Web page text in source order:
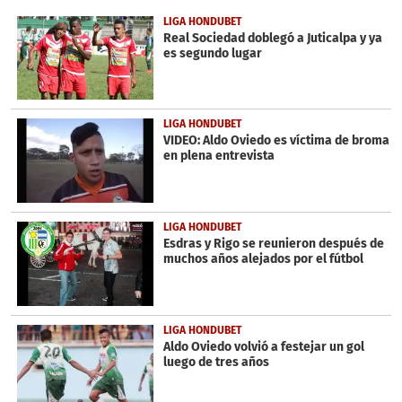
1
minute,
57
seconds
LIGA HONDUBET
Real Sociedad doblegó a Juticalpa y ya
es segundo lugar
LIGA HONDUBET
VIDEO: Aldo Oviedo es víctima de broma
en plena entrevista
LIGA HONDUBET
Esdras y Rigo se reunieron después de
muchos años alejados por el fútbol
LIGA HONDUBET
Aldo Oviedo volvió a festejar un gol
luego de tres años